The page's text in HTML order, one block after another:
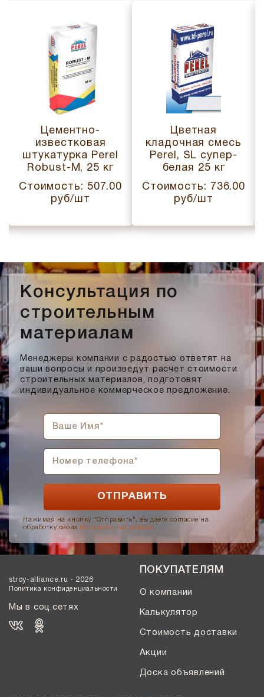
Цементно-
известковая
штукатурка Perel
Robust-M, 25 кг
Стоимость: 507.00
руб/шт
Цветная
кладочная смесь
Perel, SL супер-
белая 25 кг
Стоимость: 736.00
руб/шт
Консультация по
строительным
материалам
Менеджеры компании с радостью ответят на
ваши вопросы и произведут расчет стоимости
строительных материалов, подготовят
индивидуальное коммерческое предложение.
Нажимая на кнопку "Отправить", вы даете согласие на
обработку своих персональных данных
stroy-alliance.ru - 2026
Политика конфиденциальности
Мы в соц.сетях
ПОКУПАТЕЛЯМ
О компании
Калькулятор
Стоимость доставки
Акции
Доска объявлений